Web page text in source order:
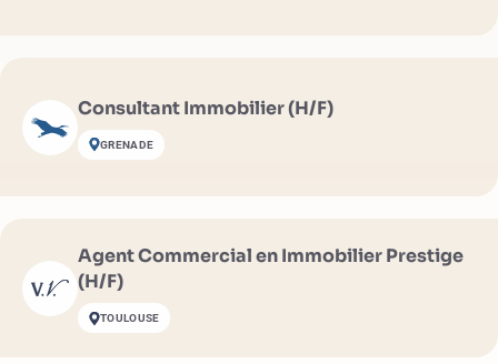
Consultant Immobilier (H/F)
GRENADE
Agent Commercial en Immobilier Prestige
(H/F)
TOULOUSE